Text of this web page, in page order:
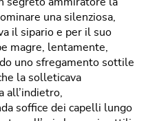
una silenziosa,
il sipario e per il suo
magre, lentamente,
uno sfregamento sottile
la solleticava
all’indietro,
soffice dei capelli lungo